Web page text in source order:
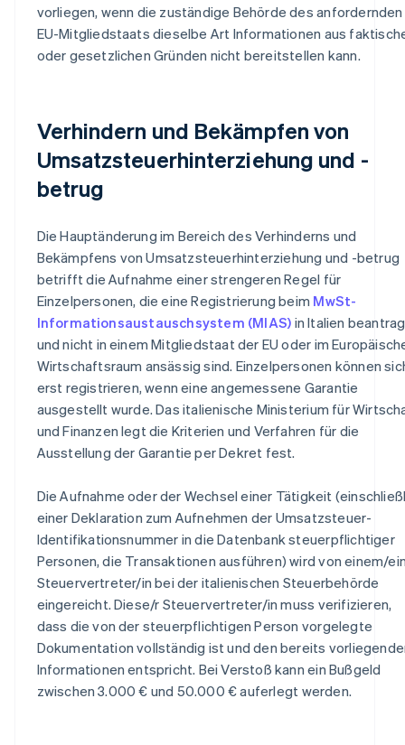
vorliegen, wenn die zuständige Behörde des anfordernden
EU-Mitgliedstaats dieselbe Art Informationen aus
oder gesetzlichen Gründen nicht bereitstellen kann.
Verhindern und Bekämpfen von
Umsatzsteuerhinterziehung und -
betrug
Die Hauptänderung im Bereich des Verhinderns und
Bekämpfens von Umsatzsteuerhinterziehung und -betrug
betrifft die Aufnahme einer strengeren Regel für
Einzelpersonen, die eine Registrierung beim MwSt-
Informationsaustauschsystem (MIAS) in Italien
und nicht in einem Mitgliedstaat der EU oder im
Wirtschaftsraum ansässig sind. Einzelpersonen können
erst registrieren, wenn eine angemessene Garantie
ausgestellt wurde. Das italienische Ministerium für
und Finanzen legt die Kriterien und Verfahren für die
Ausstellung der Garantie per Dekret fest.
Die Aufnahme oder der Wechsel einer Tätigkeit
einer Deklaration zum Aufnehmen der Umsatzsteuer-
Identifikationsnummer in die Datenbank steuerpflichtiger
Personen, die Transaktionen ausführen) wird von einem/
Steuervertreter/in bei der italienischen Steuerbehörde
eingereicht. Diese/r Steuervertreter/in muss verifizieren,
dass die von der steuerpflichtigen Person vorgelegte
Dokumentation vollständig ist und den bereits
Informationen entspricht. Bei Verstoß kann ein Bußgeld
zwischen 3.000 € und 50.000 € auferlegt werden.